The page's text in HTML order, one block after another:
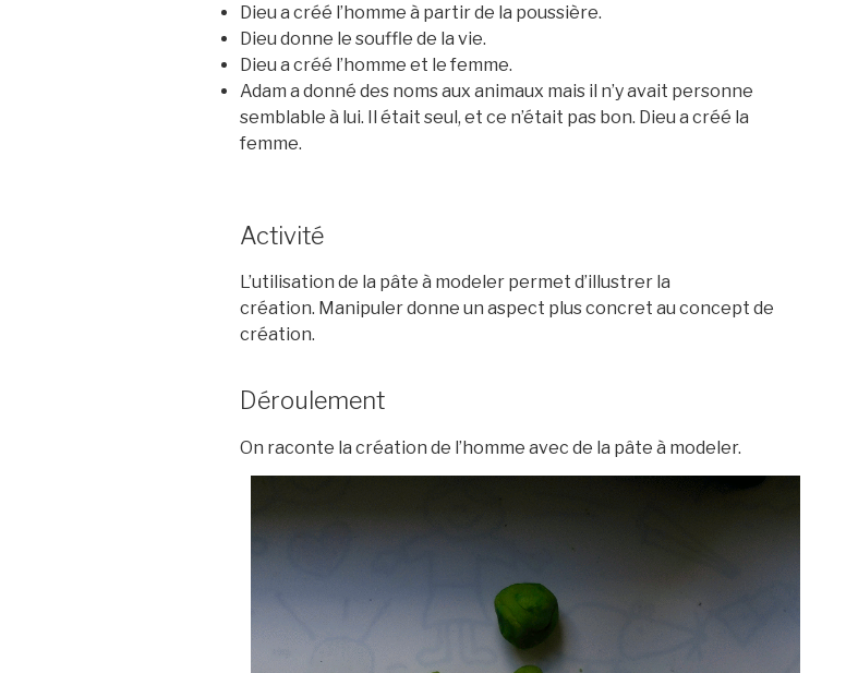
Dieu a créé l’homme à partir de la poussière.
Dieu donne le souffle de la vie.
Dieu a créé l’homme et le femme.
Adam a donné des noms aux animaux mais il n’y avait personne
semblable à lui. Il était seul, et ce n’était pas bon. Dieu a créé la
femme.
Activité
L’utilisation de la pâte à modeler permet d’illustrer la
création. Manipuler donne un aspect plus concret au concept de
création.
Déroulement
On raconte la création de l’homme avec de la pâte à modeler.